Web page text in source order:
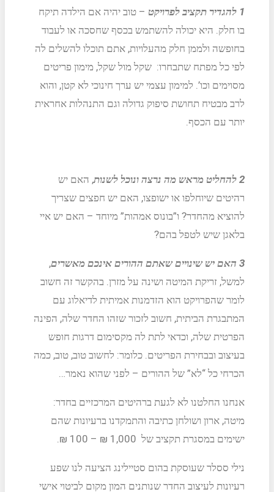
1 להגדיר תקציב לפרויקט – טוב יהיה אם הילדה תיקח
בו חלק. היא יכולה להשתמש בכסף שחסכה או לעבוד
בחופשה ולממן חלק מהעלויות, אתם תוכלו להשלים לה
לפי כל מפתח שתבחרו: שקל מול שקל, מימון פריטים
מסוימים וכו’. למימון עצמי יש ערך חינוכי לא קטן, והוא
לרב מבטיח תחושת סיפוק גדולה וגם התנהלות אחראית
יותר עם הכסף.
2 להחליט מראש מה נרצה ונוכל לשנות, האם יש
רהיטים שיוחלפו או ישופצו, האם יש חפצים שצריך
להוציא מהחדר? ו”בונוס אמהות” מיוחד – האם יש איי
בלאגן שיש לטפל בהם?
3 האם יש שינויים שאתם ההורים אינכם מאשרים,
למשל, זריקת המיטה ושינה על מזרן. בהקשר זה חשוב
לומר שהפרויקט הוא הזדמנות אמיתית לדיאלוג עם
המתבגרת הביתית, חשוב לזכור שזהו החדר שלה, הפינה
הפרטית שלה, וכדאי לתת לה מקסימום דרגות חופש
בעיצוב ובבחירת הפריטים. כלומר: לחשוב טוב, טוב, כמה
הכרחי כל “לא” של ההורים – לפני שהוא נאמר…
אנחנו החלטנו לא לגעת ברהיטים המרכזיים בחדר:
מיטה, ארון ושולחן כתיבה והתמקדנו ברעיונות שהם
ישימים במסגרת תקציב של 1,000 ₪ – 100 ₪.
נילי ססלר שעוסקת בהום סטיילינג הציעה לנו שפע
רעיונות לעיצוב החדר שנותנים המון מקום לביטוי אישי